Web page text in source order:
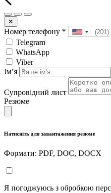
✕
Номер телефону *
Telegram
WhatsApp
Viber
Імʼя
Супровідний лист
Резюме
Натисніть для завантаження резюме
Формати: PDF, DOC, DOCX
Я погоджуюсь з обробкою